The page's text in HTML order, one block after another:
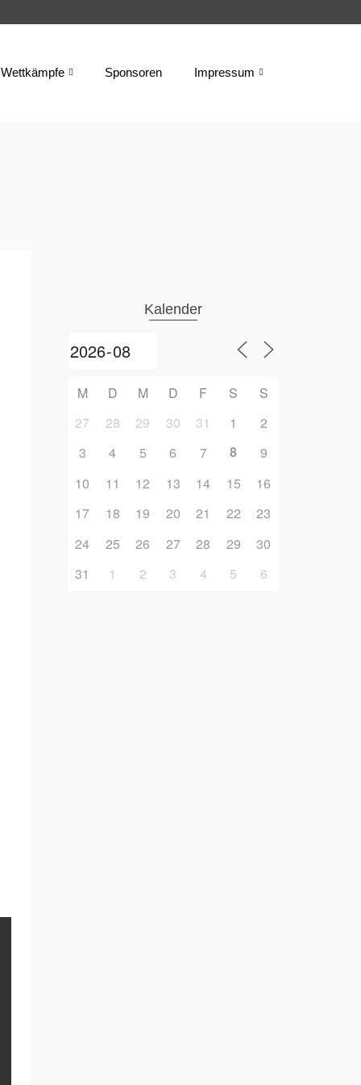
Wettkämpfe Sponsoren Impressum
Kalender
M D M D F S
S
27
28 29 30 31 1
2
3
4 5 6 7 8
9
10
11 12 13 14 15
16
17
18 19 20 21 22
23
24
25 26 27 28 29
30
31
1 2 3 4 5 6